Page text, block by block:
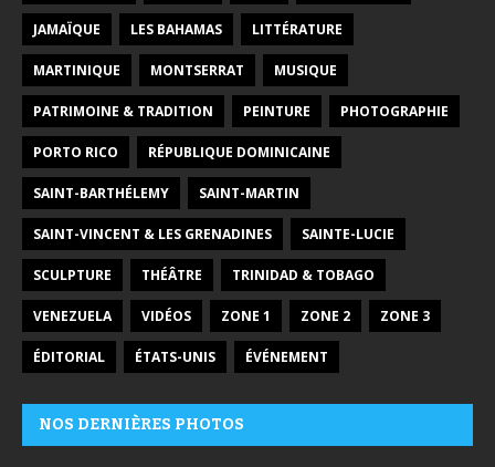
JAMAÏQUE LES BAHAMAS LITTÉRATURE
MARTINIQUE MONTSERRAT MUSIQUE
PATRIMOINE & TRADITION PEINTURE PHOTOGRAPHIE
PORTO RICO RÉPUBLIQUE DOMINICAINE
SAINT-BARTHÉLEMY SAINT-MARTIN
SAINT-VINCENT & LES GRENADINES SAINTE-LUCIE
SCULPTURE THÉÂTRE TRINIDAD & TOBAGO
VENEZUELA VIDÉOS ZONE 1 ZONE 2 ZONE 3
ÉDITORIAL ÉTATS-UNIS ÉVÉNEMENT
NOS DERNIÈRES PHOTOS